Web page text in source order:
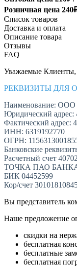
Розничная цена 240
Список товаров
Доставка и оплата
Описание товара
Отзывы
FAQ
Уважаемые Клиенты,
РЕКВИЗИТЫ ДЛЯ
Наименование:
Юридический адрес:
Фактический адрес:
ИНН: 6319192770
ОГРН:
Банковские
Расчетный счет
ТОЧКА ПАО
БИК 04452599
Кор/счет
Вы представитель
Наше предложение
скидки на
бесплатная
бесплатные
бесплатная